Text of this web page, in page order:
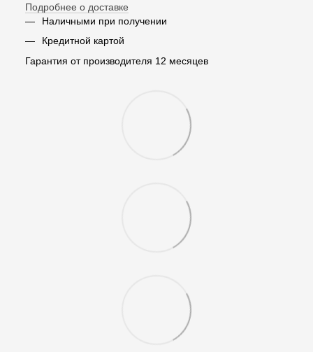
Подробнее о доставке
Наличными при получении
Кредитной картой
Гарантия от производителя 12 месяцев